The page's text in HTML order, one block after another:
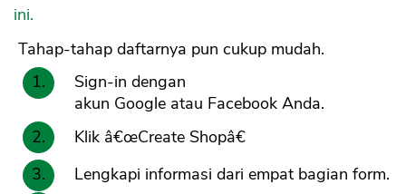
ini.
Tahap-tahap daftarnya pun cukup mudah.
Sign-in dengan
akun Google atau Facebook Anda.
Klik â€œCreate Shopâ€
Lengkapi informasi dari empat bagian form.